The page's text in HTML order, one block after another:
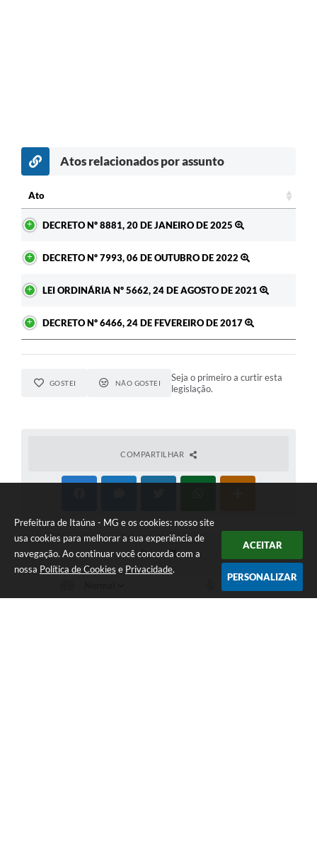
Prefeitura de Itaúna - MG e os cookies: nosso site
usa cookies para melhorar a sua experiência de
navegação. Ao continuar você concorda com a
nossa Política de Cookies e Privacidade.
ACEITAR
PERSONALIZAR
Atos relacionados por assunto
Ato
DECRETO Nº 8881, 20 DE JANEIRO DE 2025
DECRETO Nº 7993, 06 DE OUTUBRO DE 2022
LEI ORDINÁRIA Nº 5662, 24 DE AGOSTO DE 2021
DECRETO Nº 6466, 24 DE FEVEREIRO DE 2017
GOSTEI NÃO GOSTEI
Seja o primeiro a curtir esta
legislação.
COMPARTILHAR